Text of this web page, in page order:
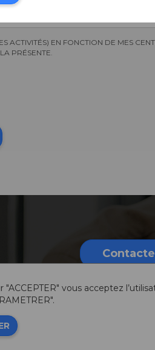
ACTIVITÉS) EN FONCTION DE MES
PRÉSENTE.
vous acceptez